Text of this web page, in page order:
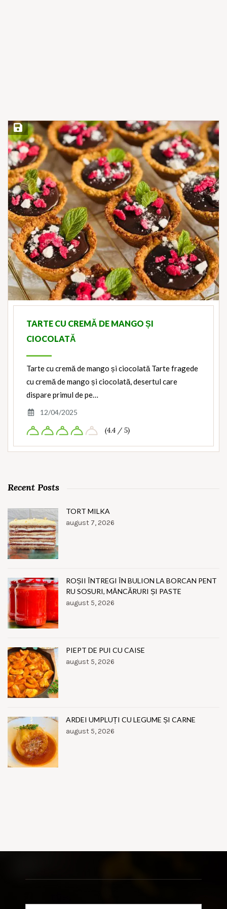
Save Recipe
TARTE CU CREMĂ DE MANGO ȘI
CIOCOLATĂ
Tarte cu cremă de mango și ciocolată Tarte fragede
cu cremă de mango și ciocolată, desertul care
dispare primul de pe…
12/04/2025
(4.4 / 5)
Recent Posts
TORT MILKA
august 7, 2026
ROȘII ÎNTREGI ÎN BULION LA BORCAN PENT
RU SOSURI, MÂNCĂRURI ȘI PASTE
august 5, 2026
PIEPT DE PUI CU CAISE
august 5, 2026
ARDEI UMPLUȚI CU LEGUME ȘI CARNE
august 5, 2026
Search